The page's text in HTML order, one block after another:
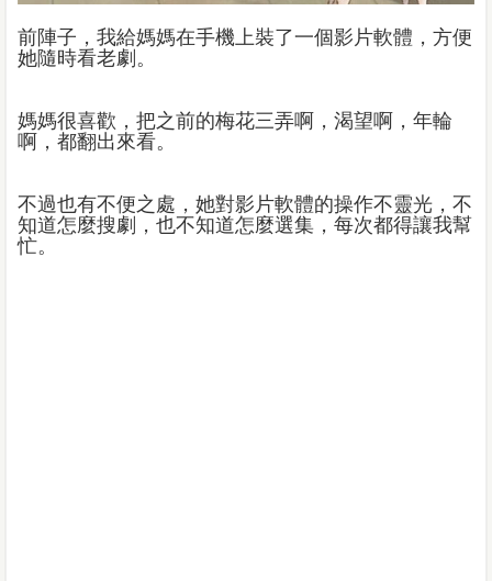
前陣子，我給媽媽在手機上裝了一個影片軟體，方便
她隨時看老劇。
媽媽很喜歡，把之前的梅花三弄啊，渴望啊，年輪
啊，都翻出來看。
不過也有不便之處，她對影片軟體的操作不靈光，不
知道怎麼搜劇，也不知道怎麼選集，每次都得讓我幫
忙。